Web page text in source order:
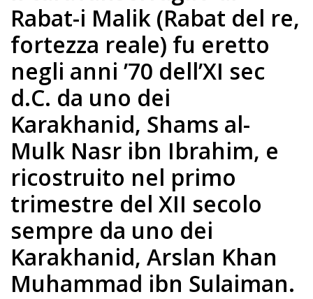
Rabat-i Malik (Rabat del re,
fortezza reale) fu eretto
negli anni ’70 dell’XI sec
d.C. da uno dei
Karakhanid, Shams al-
Mulk Nasr ibn Ibrahim, e
ricostruito nel primo
trimestre del XII secolo
sempre da uno dei
Karakhanid, Arslan Khan
Muhammad ibn Sulaiman.